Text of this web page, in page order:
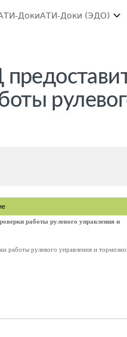
ДокиАТИ-Доки (ЭДО)
работы рулевого управления и
работы рулевого управления и